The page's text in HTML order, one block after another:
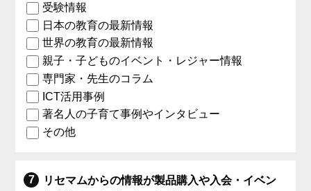
受験情報
日本の教育の最新情報
世界の教育の最新情報
親子・子どものイベント・レジャー情報
専門家・先生のコラム
ICT活用事例
著名人の子育て事例やインタビュー
その他
リセマムからの情報が製品購入や入会・イベン